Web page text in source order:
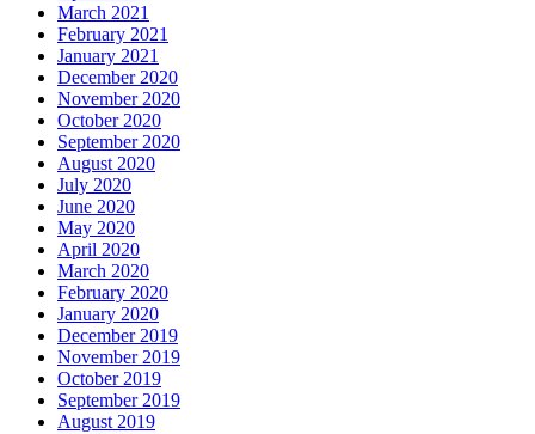
March 2021
February 2021
January 2021
December 2020
November 2020
October 2020
September 2020
August 2020
July 2020
June 2020
May 2020
April 2020
March 2020
February 2020
January 2020
December 2019
November 2019
October 2019
September 2019
August 2019